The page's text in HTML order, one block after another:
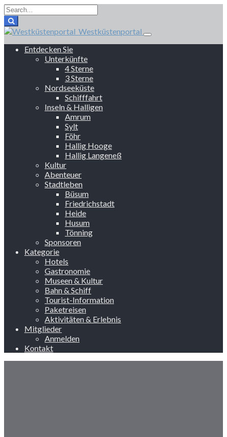
Westküstenportal
Entdecken Sie
Unterkünfte
4 Sterne
3 Sterne
Nordseeküste
Schifffahrt
Inseln & Halligen
Amrum
Sylt
Föhr
Hallig Hooge
Hallig Langeneß
Kultur
Abenteuer
Stadtleben
Büsum
Friedrichstadt
Heide
Husum
Tönning
Sponsoren
Kategorie
Hotels
Gastronomie
Museen & Kultur
Bahn & Schiff
Tourist-Information
Paketreisen
Aktivitäten & Erlebnis
Mitglieder
Anmelden
Kontakt